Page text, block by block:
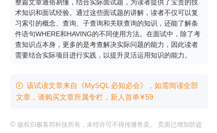
整篇文章通俗易懂，结合实际面试题，为读者提供了宝贵的技
术知识和面试经验。通过这些面试题的讲解，读者不仅可以复
习索引的概念、查询、子查询和关联查询的知识，还能了解条
件语句WHERE和HAVING的不同使用方法。在面试中，除了考
查知识点本身，更多的是考查解决实际问题的能力，因此读者
需要结合实际项目进行实践，以提升灵活运用知识的能力。
 该试读文章来自《MySQL 必知必会》，如需阅读全部
文章，请购买文章所属专栏 ，新⼈⾸单¥59
© 版权归极客邦科技所有，未经许可不得传播售卖。 页面已增加防盗